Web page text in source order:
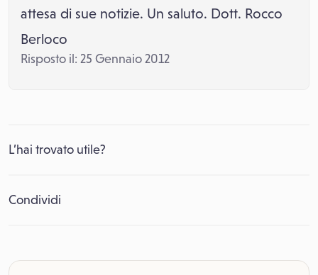
attesa di sue notizie. Un saluto. Dott. Rocco
Berloco
Risposto il: 25 Gennaio 2012
L’hai trovato utile?
Condividi